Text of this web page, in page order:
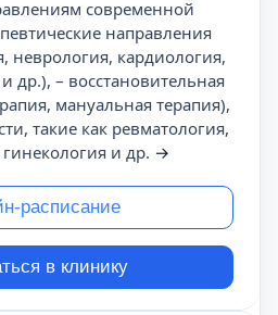
современной
направления
неврология, кардиология,
др.), – восстановительная
мануальная терапия),
такие как ревматология,
и др. →
расписание
в клинику